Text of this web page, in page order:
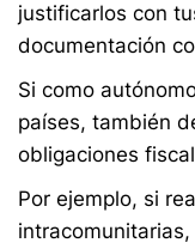
justificarlos con
documentación
Si como
países, también
obligaciones
Por ejemplo, si